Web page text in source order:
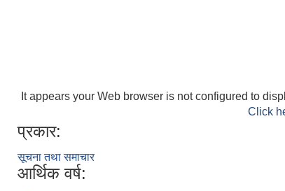
It appears your Web browser is not configured to
Click
प्रकार:
सूचना तथा समाचार
आर्थिक वर्ष: